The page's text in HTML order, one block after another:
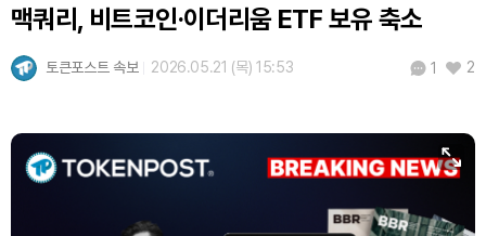
맥쿼리, 비트코인·이더리움 ETF 보유 축소
토큰포스트 속보 2026.05.21 (목) 15:53 1 2